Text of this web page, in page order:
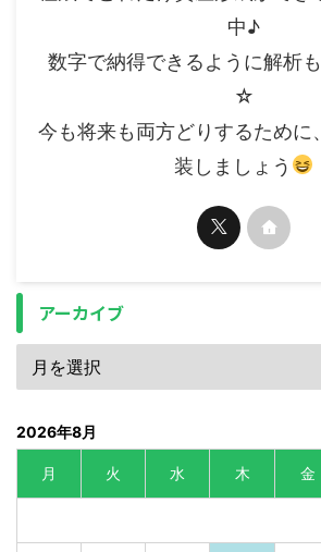
中♪
数字で納得できるように解析
☆
今も将来も両方どりするために
装しましょう
アーカイブ
2026年8月
月 火 水 木 金